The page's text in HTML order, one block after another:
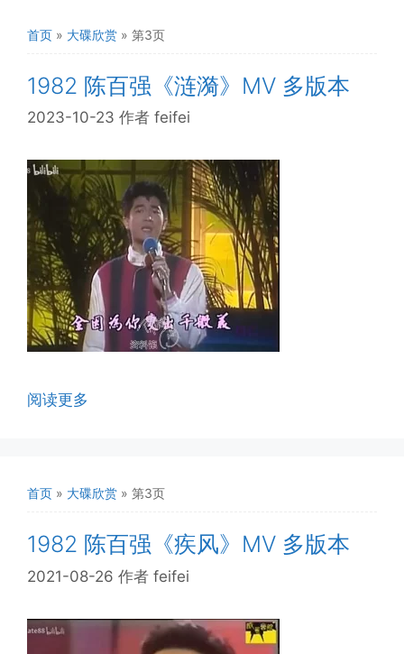
首页 » 大碟欣赏 » 第3页
1982 陈百强《涟漪》MV 多版本
2023-10-23 作者 feifei
阅读更多
首页 » 大碟欣赏 » 第3页
1982 陈百强《疾风》MV 多版本
2021-08-26 作者 feifei